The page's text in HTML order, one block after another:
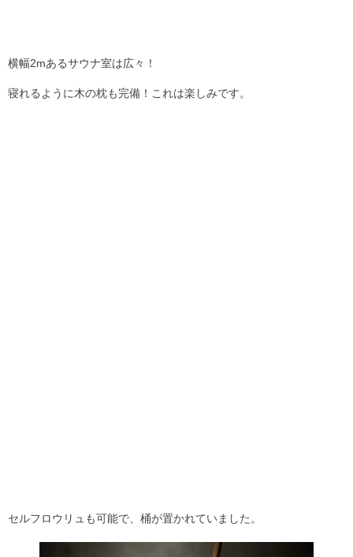
横幅2mあるサウナ室は広々！
寝れるように木の枕も完備！これは楽しみです。
セルフロウリュも可能で、桶が置かれていました。